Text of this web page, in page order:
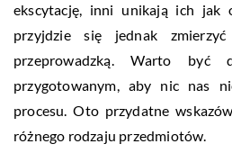
ekscytację, inni unikają ich jak
przyjdzie się jednak
przeprowadzką. Warto
przygotowanym, aby nic nas
procesu. Oto przydatne
różnego rodzaju przedmiotów.